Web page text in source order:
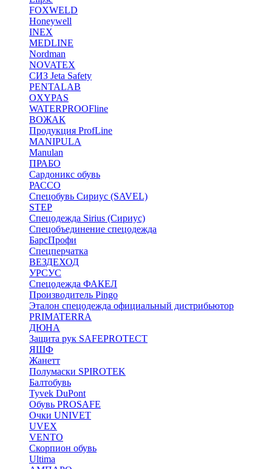
FOXWELD
Honeywell
INEX
MEDLINE
Nordman
NOVATEX
СИЗ Jeta Safety
PENTALAB
OXYPAS
WATERPROOFline
ВОЖАК
Продукция ProfLine
MANIPULA
Manulan
ПРАБО
Сардоникс обувь
РАССО
Спецобувь Сириус (SAVEL)
STEP
Спецодежда Sirius (Сириус)
Спецобъединение спецодежда
БарсПрофи
Спецперчатка
ВЕЗДЕХОД
УРСУС
Спецодежда ФАКЕЛ
Производитель Pingo
Эталон спецодежда официальный дистрибьютор
PRIMATERRA
ДЮНА
Защита рук SAFEPROTECT
ЯШФ
Жанетт
Полумаски SPIROTEK
Балтобувь
Tyvek DuPont
Обувь PROSAFE
Очки UNIVET
UVEX
VENTO
Скорпион обувь
Ultima